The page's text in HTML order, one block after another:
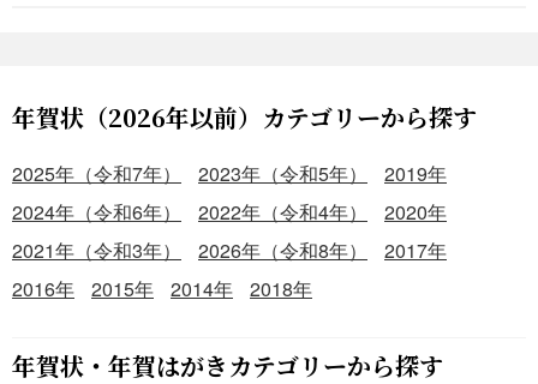
年賀状（2026年以前）カテゴリーから探す
2025年（令和7年） 2023年（令和5年）
2019年
2024年（令和6年）
2022年（令和4年）
2020年
2021年（令和3年）
2026年（令和8年）
2017年
2016年
2015年 2014年 2018年
年賀状・年賀はがきカテゴリーから探す